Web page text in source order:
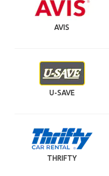
AVIS
U-SAVE
THRIFTY